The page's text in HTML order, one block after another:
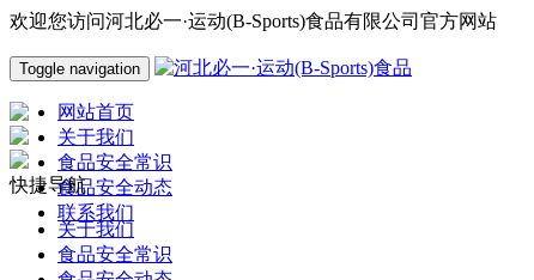
欢迎您访问河北必一·运动(B-Sports)食品有限公司官方网站
Toggle navigation
网站首页
关于我们
食品安全常识
食品安全动态
联系我们
快捷导航
关于我们
食品安全常识